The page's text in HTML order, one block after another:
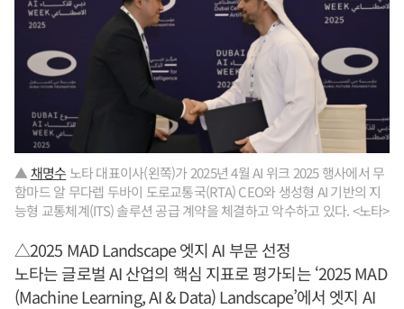
▲채명수 노타 대표이사(왼쪽)가 2025년 4월 AI 위크 2025 행사에서 무
함마드 알 무다렙 두바이 도로교통국(RTA) CEO와 생성형 AI 기반의 지
능형 교통체계(ITS) 솔루션 공급 계약을 체결하고 악수하고 있다. <노타>
△2025 MAD Landscape 엣지 AI 부문 선정
노타는 글로벌 AI 산업의 핵심 지표로 평가되는 ‘2025 MAD
(Machine Learning, AI & Data) Landscape’에서 엣지 AI